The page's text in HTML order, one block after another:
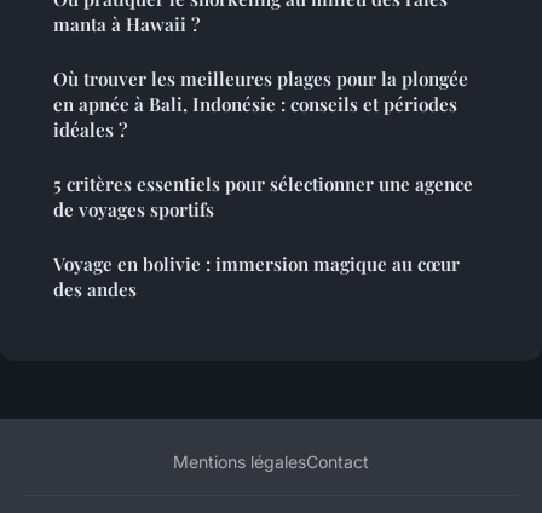
manta à Hawaii ?
Où trouver les meilleures plages pour la plongée
en apnée à Bali, Indonésie : conseils et périodes
idéales ?
5 critères essentiels pour sélectionner une agence
de voyages sportifs
Voyage en bolivie : immersion magique au cœur
des andes
Mentions légalesContact